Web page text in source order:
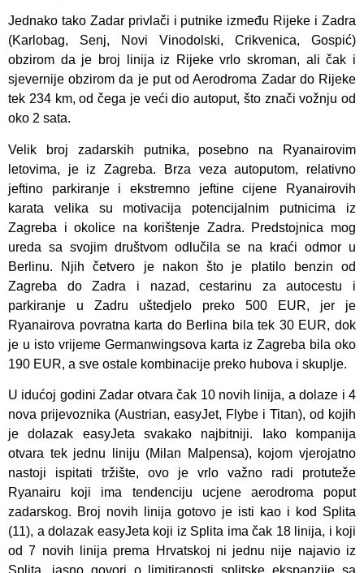
Jednako tako Zadar privlači i putnike između Rijeke i Zadra
(Karlobag, Senj, Novi Vinodolski, Crikvenica, Gospić)
obzirom da je broj linija iz Rijeke vrlo skroman, ali čak i
sjevernije obzirom da je put od Aerodroma Zadar do Rijeke
tek 234 km, od čega je veći dio autoput, što znači vožnju od
oko 2 sata.
Velik broj zadarskih putnika, posebno na Ryanairovim
letovima, je iz Zagreba. Brza veza autoputom, relativno
jeftino parkiranje i ekstremno jeftine cijene Ryanairovih
karata velika su motivacija potencijalnim putnicima iz
Zagreba i okolice na korištenje Zadra. Predstojnica mog
ureda sa svojim društvom odlučila se na kraći odmor u
Berlinu. Njih četvero je nakon što je platilo benzin od
Zagreba do Zadra i nazad, cestarinu za autocestu i
parkiranje u Zadru uštedjelo preko 500 EUR, jer je
Ryanairova povratna karta do Berlina bila tek 30 EUR, dok
je u isto vrijeme Germanwingsova karta iz Zagreba bila oko
190 EUR, a sve ostale kombinacije preko hubova i skuplje.
U idućoj godini Zadar otvara čak 10 novih linija, a dolaze i 4
nova prijevoznika (Austrian, easyJet, Flybe i Titan), od kojih
je dolazak easyJeta svakako najbitniji. Iako kompanija
otvara tek jednu liniju (Milan Malpensa), kojom vjerojatno
nastoji ispitati tržište, ovo je vrlo važno radi protuteže
Ryanairu koji ima tendenciju ucjene aerodroma poput
zadarskog. Broj novih linija gotovo je isti kao i kod Splita
(11), a dolazak easyJeta koji iz Splita ima čak 18 linija, i koji
od 7 novih linija prema Hrvatskoj ni jednu nije najavio iz